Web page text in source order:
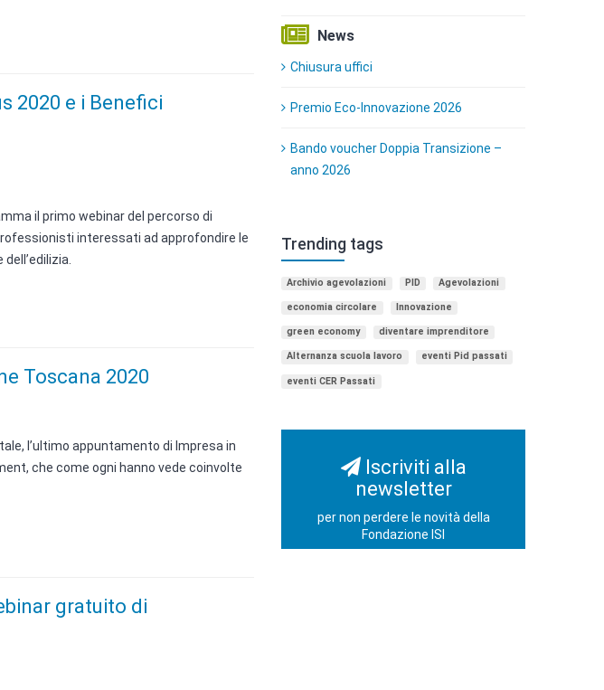
2020 e i Benefici
il primo webinar del percorso di
interessati ad approfondire le
Toscana 2020
l’ultimo appuntamento di Impresa in
che come ogni hanno vede coinvolte
gratuito di
News
Chiusura uffici
Premio Eco-Innovazione 2026
Bando voucher Doppia Transizione –
anno 2026
Trending tags
Archivio agevolazioni PID Agevolazioni
economia circolare Innovazione
green economy diventare imprenditore
Alternanza scuola lavoro eventi Pid passati
eventi CER Passati
Iscriviti alla
newsletter
per non perdere le novità della
Fondazione ISI